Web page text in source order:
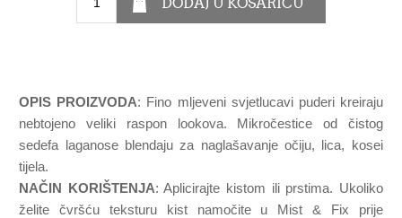
OPIS PROIZVODA: Fino mljeveni svjetlucavi puderi kreiraju
nebtojeno veliki raspon lookova. Mikročestice od čistog
sedefa laganose blendaju za naglašavanje očiju, lica, kosei
tijela.
NAČIN KORIŠTENJA: Aplicirajte kistom ili prstima. Ukoliko
želite čvršću teksturu kist namočite u Mist & Fix prije